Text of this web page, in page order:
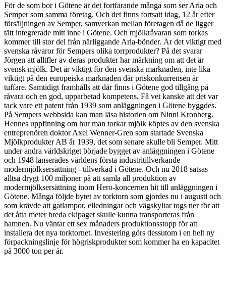
För de som bor i Götene är det fortfarande många som ser Arla och
Semper som samma företag. Och det finns fortsatt idag, 12 år efter
försäljningen av Semper, samverkan mellan företagen då de ligger
tätt integrerade mitt inne i Götene. Och mjölkråvaran som torkas
kommer till stor del från närliggande Arla-bönder. Är det viktigt med
svenska råvaror för Sempers olika torrprodukter? På det svarar
Jörgen att alltfler av deras produkter har märkning om att det är
svensk mjölk. Det är viktigt för den svenska marknaden, inte lika
viktigt på den europeiska marknaden där priskonkurrensen är
tuffare. Samtidigt framhålls att där finns i Götene god tillgång på
råvara och en god, upparbetad kompetens. Få vet kanske att det var
tack vare ett patent från 1939 som anläggningen i Götene byggdes.
På Sempers webbsida kan man läsa historien om Ninni Kronberg.
Hennes uppfinning om hur man torkar mjölk köptes av den svenska
entreprenören doktor Axel Wenner-Gren som startade Svenska
Mjölkprodukter AB år 1939, det som senare skulle bli Semper. Mitt
under andra världskriget började bygget av anläggningen i Götene
och 1948 lanserades världens första industritillverkande
modermjölksersättning - tillverkad i Götene. Och nu 2018 satsas
alltså drygt 100 miljoner på att samla all produktion av
modermjölksersättning inom Hero-koncernen hit till anläggningen i
Götene. Många följde bytet av torktorn som gjordes nu i augusti och
som krävde att gatlampor, elledningar och vägskyltar togs ner för att
det åtta meter breda ekipaget skulle kunna transporteras från
hamnen. Nu väntar ett sex månaders produktionsstopp för att
installera det nya torktornet. Investering görs dessutom i en helt ny
förpackningslinje för högriskprodukter som kommer ha en kapacitet
på 3000 ton per år.